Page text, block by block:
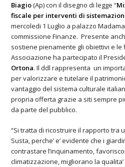
Biagio(Ap) con il disegno di legge “
fiscale per interventi di
mercoledi 1 Luglio a palazzo
commissione Finanze. Presente
sostiene pienamente gli obiettivi e
Associazione ha partecipato il
Ortona. Il ddl rappresenta un
per valorizzare e tutelare il
vantaggio del sistema culturale
propria offerta grazie a siti sempre
da parte del pubblico.
“Si tratta di ricostruire il rapporto tra
Susta, perche’ e’ evidente che i
contrastare l’inquinamento,
climatizzazione, migliorano la